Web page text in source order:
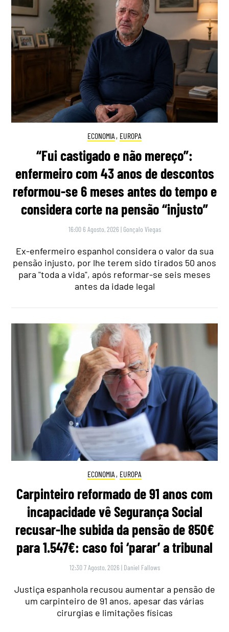
ECONOMIA , EUROPA
“Fui castigado e não mereço”:
enfermeiro com 43 anos de descontos
reformou-se 6 meses antes do tempo e
considera corte na pensão “injusto”
16:00 6 Agosto, 2026 | Gonçalo Viegas
Ex-enfermeiro espanhol considera o valor da sua
pensão injusto, por lhe terem sido tirados 50 anos
para "toda a vida", após reformar-se seis meses
antes da idade legal
ECONOMIA , EUROPA
Carpinteiro reformado de 91 anos com
incapacidade vê Segurança Social
recusar-lhe subida da pensão de 850€
para 1.547€: caso foi ‘parar’ a tribunal
12:30 7 Agosto, 2026 | Daniel Fallows
Justiça espanhola recusou aumentar a pensão de
um carpinteiro de 91 anos, apesar das várias
cirurgias e limitações físicas